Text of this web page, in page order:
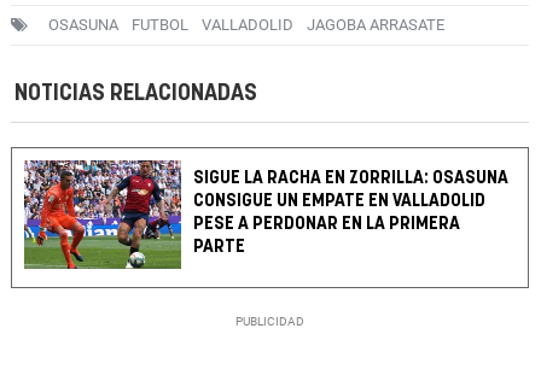
OSASUNA FUTBOL VALLADOLID JAGOBA ARRASATE
NOTICIAS RELACIONADAS
SIGUE LA RACHA EN ZORRILLA: OSASUNA
CONSIGUE UN EMPATE EN VALLADOLID
PESE A PERDONAR EN LA PRIMERA
PARTE